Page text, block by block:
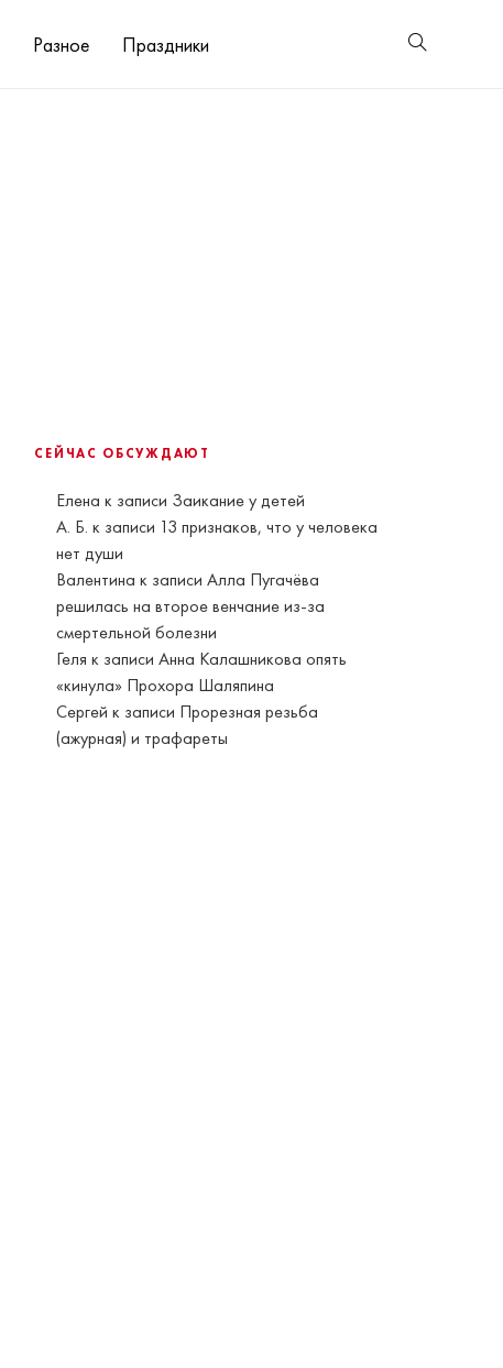
Разное Праздники
СЕЙЧАС ОБСУЖДАЮТ
Елена к записи Заикание у детей
А. Б. к записи 13 признаков, что у человека
нет души
Валентина к записиАлла Пугачёва
решилась на второе венчание из-за
смертельной болезни
Геля к записиАнна Калашникова опять
«кинула» Прохора Шаляпина
Сергей к записи Прорезная резьба
(ажурная) и трафареты